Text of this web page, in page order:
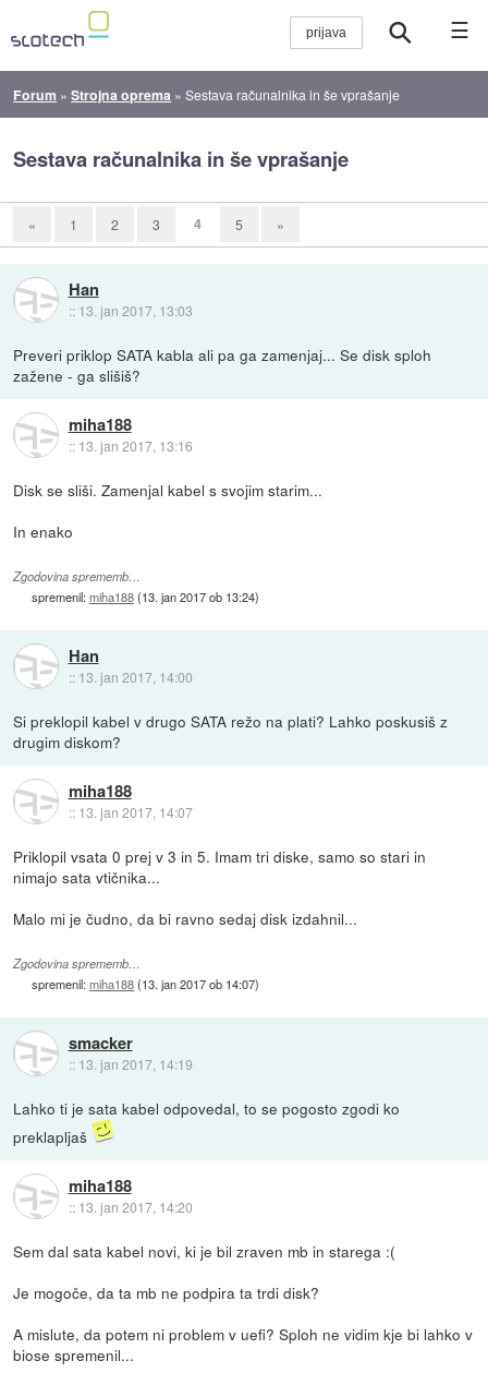
☰
Forum »Strojna oprema »Sestava računalnika in še vprašanje
Sestava računalnika in še vprašanje
« 1 2 3 4 5 »
Han
:: 13. jan 2017, 13:03
Preveri priklop SATA kabla ali pa ga zamenjaj... Se disk sploh
zažene - ga slišiš?
miha188
:: 13. jan 2017, 13:16
Disk se sliši. Zamenjal kabel s svojim starim...
In enako
Zgodovina sprememb…
spremenil:miha188(13. jan 2017 ob 13:24)
Han
:: 13. jan 2017, 14:00
Si preklopil kabel v drugo SATA režo na plati? Lahko poskusiš z
drugim diskom?
miha188
:: 13. jan 2017, 14:07
Priklopil vsata 0 prej v 3 in 5. Imam tri diske, samo so stari in
nimajo sata vtičnika...
Malo mi je čudno, da bi ravno sedaj disk izdahnil...
Zgodovina sprememb…
spremenil:miha188(13. jan 2017 ob 14:07)
smacker
:: 13. jan 2017, 14:19
Lahko ti je sata kabel odpovedal, to se pogosto zgodi ko
preklapljaš
miha188
:: 13. jan 2017, 14:20
Sem dal sata kabel novi, ki je bil zraven mb in starega :(
Je mogoče, da ta mb ne podpira ta trdi disk?
A mislute, da potem ni problem v uefi? Sploh ne vidim kje bi lahko v
biose spremenil...